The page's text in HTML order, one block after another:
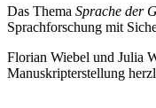
Das Thema Sprache der
Sprachforschung mit
Florian Wiebel und Julia
Manuskripterstellung